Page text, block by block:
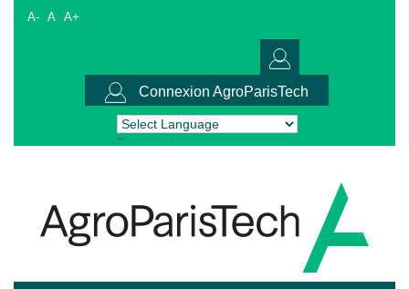
A- A A+
Connexion AgroParisTech
Powered by Translate